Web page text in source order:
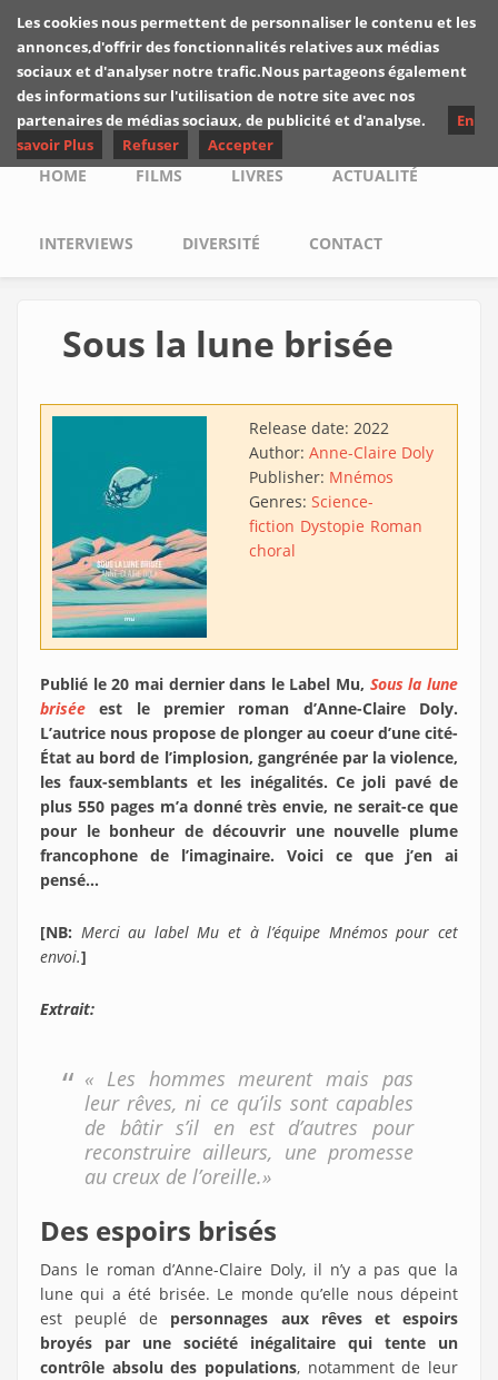
Skip to main content
Les critiques de
Yuyine
Main menu
HOME FILMS LIVRES ACTUALITÉ
INTERVIEWS DIVERSITÉ CONTACT
Sous la lune brisée
Release date: 2022
Author: Anne-Claire Doly
Publisher: Mnémos
Genres: Science-
fiction Dystopie Roman
choral
Publié le 20 mai dernier dans le Label Mu, Sous la lune
brisée est le premier roman d’Anne-Claire Doly.
L’autrice nous propose de plonger au coeur d’une cité-
État au bord de l’implosion, gangrénée par la violence,
les faux-semblants et les inégalités. Ce joli pavé de
plus 550 pages m’a donné très envie, ne serait-ce que
pour le bonheur de découvrir une nouvelle plume
francophone de l’imaginaire. Voici ce que j’en ai
pensé…
[NB: Merci au label Mu et à l’équipe Mnémos pour cet
envoi.]
Extrait:
« Les hommes meurent mais pas
leur rêves, ni ce qu’ils sont capables
de bâtir s’il en est d’autres pour
reconstruire ailleurs, une promesse
au creux de l’oreille.»
Des espoirs brisés
Dans le roman d’Anne-Claire Doly, il n’y a pas que la
lune qui a été brisée. Le monde qu’elle nous dépeint
est peuplé de personnages aux rêves et espoirs
broyés par une société inégalitaire qui tente un
contrôle absolu des populations, notamment de leur
Les cookies nous permettent de personnaliser le contenu et les
annonces,d'offrir des fonctionnalités relatives aux médias
sociaux et d'analyser notre trafic.Nous partageons également
des informations sur l'utilisation de notre site avec nos
partenaires de médias sociaux, de publicité et d'analyse.
En
savoir Plus
Refuser Accepter